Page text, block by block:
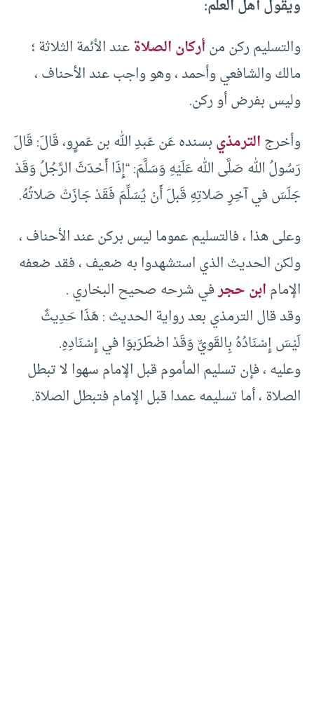
ويقول أهل العلم:
والتسليم ركن منأركان الصلاةعند الأئمة الثلاثة ؛
مالك والشافعي وأحمد ، وهو واجب عند الأحناف ،
وليس بفرض أو ركن.
وأخرجالترمذيبسنده عَن عَبدِ الله بن عَمرٍو، قَالَ: قَالَ
رَسُولُ الله صَلَّى الله عَلَيْهِ وَسَلَّمَ: “إِذَا أَحْدَثَ الرَّجُلُ وَقَدْ
جَلَسَ في آخِرِ صَلاتِهِ قَبلَ أَنْ يُسَلِّمَ فَقَدْ جَازَتْ صَلاتُهُ.
وعلى هذا ، فالتسليم عموما ليس بركن عند الأحناف ،
ولكن الحديث الذي استشهدوا به ضعيف ، فقد ضعفه
الإمامابن حجرفي شرحه صحيح البخاري .
وقد قال الترمذي بعد رواية الحديث : هَذَا حَدِيثٌ
لَيْسَ إِسْنَادُهُ بِالقَويِّ وَقَدْ اضْطَرَبوَا في إِسْنَادِهِ.
وعليه ، فإن تسليم المأموم قبل الإمام سهوا لا تبطل
الصلاة ، أما تسليمه عمدا قبل الإمام فتبطل الصلاة.